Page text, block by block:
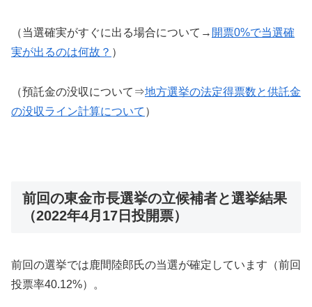
（当選確実がすぐに出る場合について→ 開票0%で当選確
実が出るのは何故？ ）
（預託金の没収について⇒地方選挙の法定得票数と供託金
の没収ライン計算について ）
前回の東金市長選挙の立候補者と選挙結果
（2022年4月17日投開票）
前回の選挙では鹿間陸郎氏の当選が確定しています（前回
投票率40.12%）。